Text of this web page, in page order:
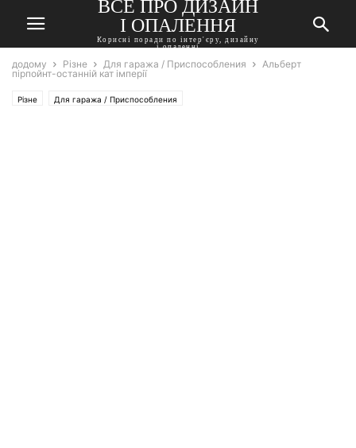
ВСЕ ПРО ДИЗАЙН
І ОПАЛЕННЯ
Корисні поради по інтер'єру, дизайну
і опаленні
додому Різне Для гаража / Приспособления
Альберт
пірпойнт-останній кат імперії
Різне Для гаража / Приспособления